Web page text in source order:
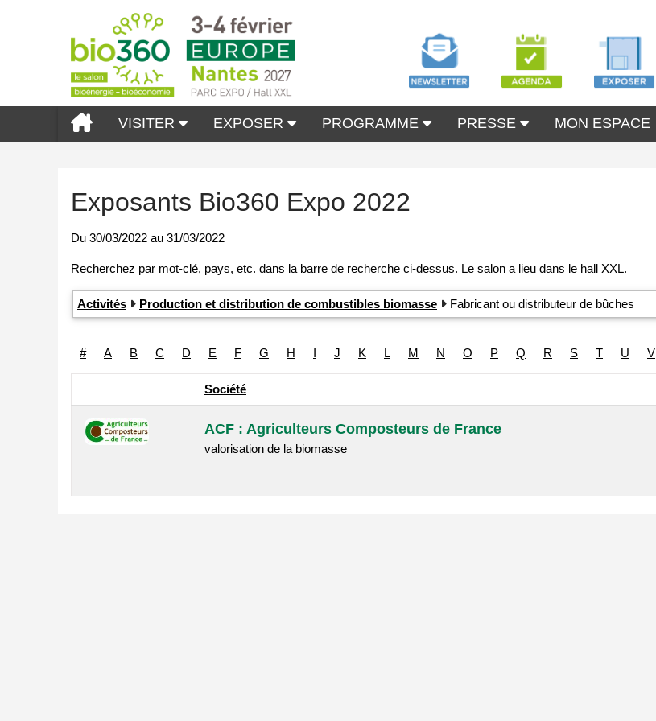
VISITER EXPOSER PROGRAMME PRESSE MON ESPACE
Exposants Bio360 Expo 2022
Du 30/03/2022 au 31/03/2022
Activités Production et distribution de combustibles biomasse Fabricant ou distributeur de bûches
# A B C D E F G H I J K L M N O P Q R S T U V
Société
ACF : Agriculteurs Composteurs de France
valorisation de la biomasse